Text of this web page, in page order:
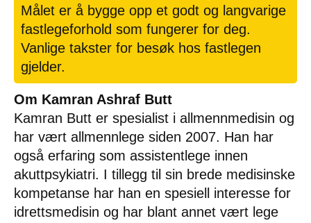
Målet er å bygge opp et godt og langvarige
fastlegeforhold som fungerer for deg.
Vanlige takster for besøk hos fastlegen
gjelder.
Om Kamran Ashraf Butt
Kamran Butt er spesialist i allmennmedisin og
har vært allmennlege siden 2007. Han har
også erfaring som assistentlege innen
akuttpsykiatri. I tillegg til sin brede medisinske
kompetanse har han en spesiell interesse for
idrettsmedisin og har blant annet vært lege